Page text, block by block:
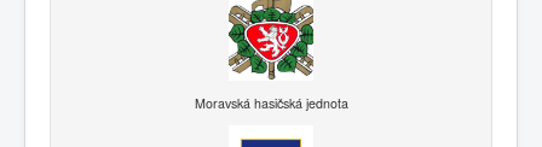
Moravská hasičská jednota